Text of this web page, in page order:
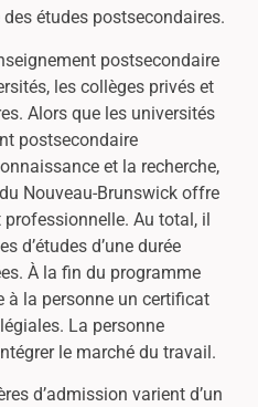
études postsecondaires.
postsecondaire
les collèges privés et
Alors que les universités
postsecondaire
et la recherche,
Nouveau-Brunswick offre
Au total, il
d’études d’une durée
À la fin du programme
à la personne un certificat
La personne
le marché du travail.
d’admission varient d’un